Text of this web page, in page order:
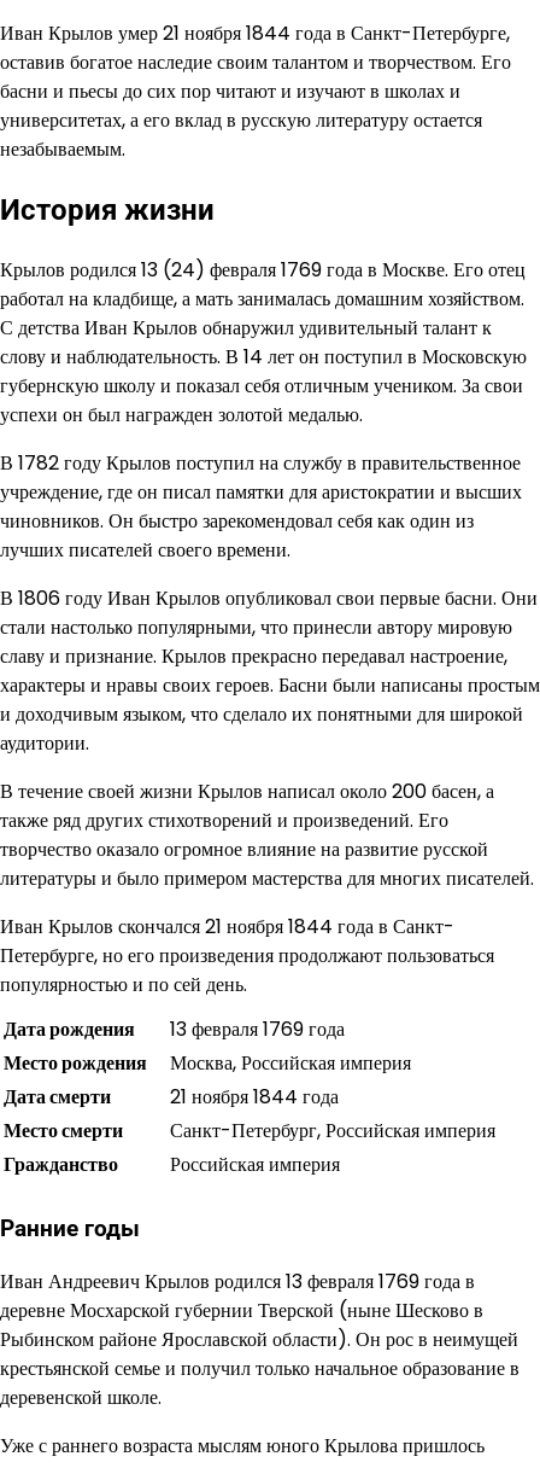
Иван Крылов умер 21 ноября 1844 года в Санкт-Петербурге,
оставив богатое наследие своим талантом и творчеством. Его
басни и пьесы до сих пор читают и изучают в школах и
университетах, а его вклад в русскую литературу остается
незабываемым.
История жизни
Крылов родился 13 (24) февраля 1769 года в Москве. Его отец
работал на кладбище, а мать занималась домашним хозяйством.
С детства Иван Крылов обнаружил удивительный талант к
слову и наблюдательность. В 14 лет он поступил в Московскую
губернскую школу и показал себя отличным учеником. За свои
успехи он был награжден золотой медалью.
В 1782 году Крылов поступил на службу в правительственное
учреждение, где он писал памятки для аристократии и высших
чиновников. Он быстро зарекомендовал себя как один из
лучших писателей своего времени.
В 1806 году Иван Крылов опубликовал свои первые басни. Они
стали настолько популярными, что принесли автору мировую
славу и признание. Крылов прекрасно передавал настроение,
характеры и нравы своих героев. Басни были написаны простым
и доходчивым языком, что сделало их понятными для широкой
аудитории.
В течение своей жизни Крылов написал около 200 басен, а
также ряд других стихотворений и произведений. Его
творчество оказало огромное влияние на развитие русской
литературы и было примером мастерства для многих писателей.
Иван Крылов скончался 21 ноября 1844 года в Санкт-
Петербурге, но его произведения продолжают пользоваться
популярностью и по сей день.
Дата рождения
13 февраля 1769 года
Место рождения
Москва, Российская империя
Дата смерти
21 ноября 1844 года
Место смерти
Санкт-Петербург, Российская империя
Гражданство
Российская империя
Ранние годы
Иван Андреевич Крылов родился 13 февраля 1769 года в
деревне Мосхарской губернии Тверской (ныне Шесково в
Рыбинском районе Ярославской области). Он рос в неимущей
крестьянской семье и получил только начальное образование в
деревенской школе.
Уже с раннего возраста мыслям юного Крылова пришлось